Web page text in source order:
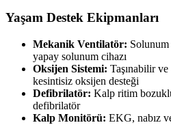
Yaşam Destek Ekipmanları
Mekanik Ventilatör: Solunum
yapay solunum cihazı
Oksijen Sistemi: Taşınabilir
kesintisiz oksijen desteği
Defibrilatör: Kalp ritim
defibrilatör
Kalp Monitörü: EKG, nabız